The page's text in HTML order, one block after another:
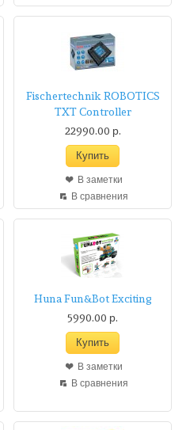
Fischertechnik ROBOTICS
TXT Controller
22990.00 р.
В заметки
В сравнения
Huna Fun&Bot Exciting
5990.00 р.
В заметки
В сравнения